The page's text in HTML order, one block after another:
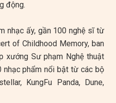
động.
nhạc ấy, gần 100 nghệ sĩ từ
of Childhood Memory, ban
xướng Sư phạm Nghệ thuật
nhạc phẩm nổi bật từ các bộ
KungFu Panda, Dune,